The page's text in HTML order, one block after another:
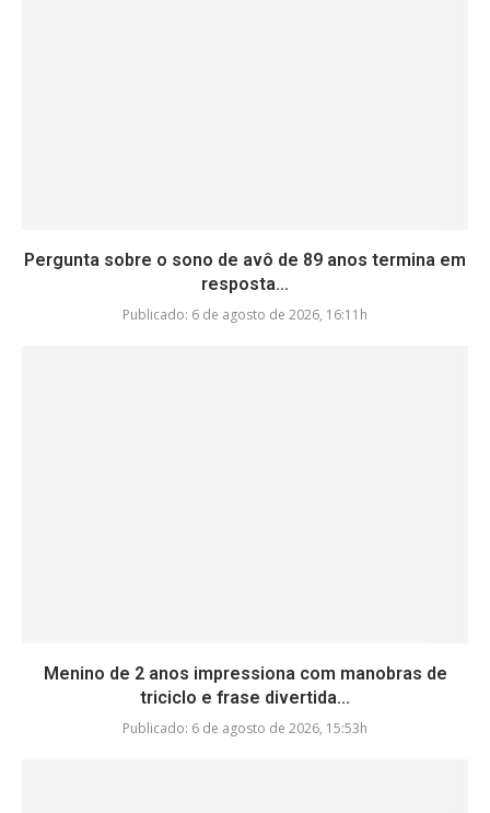
Pergunta sobre o sono de avô de 89 anos termina em
resposta...
Publicado: 6 de agosto de 2026, 16:11h
Menino de 2 anos impressiona com manobras de
triciclo e frase divertida...
Publicado: 6 de agosto de 2026, 15:53h